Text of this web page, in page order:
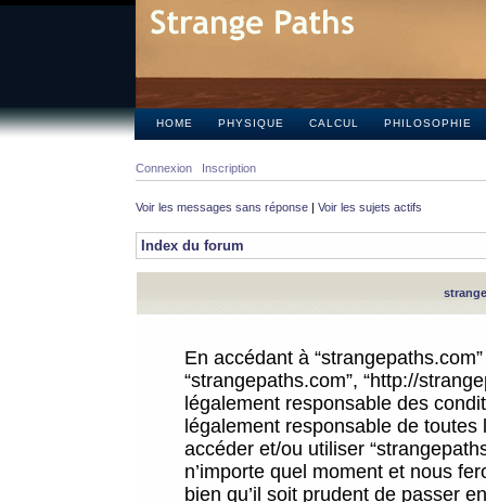
HOME PHYSIQUE CALCUL PHILOSOPHIE
Connexion Inscription
Voir les messages sans réponse | Voir les sujets actifs
Index du forum
En accédant à
“strangepaths.com”, “http://
légalement responsable des
légalement responsable de
accéder et/ou utiliser
n’importe quel moment et nous
bien qu’il soit prudent de passer